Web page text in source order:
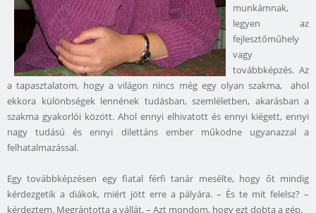
munkámnak,
legyen az
fejlesztőműhely
vagy
továbbképzés. Az
a tapasztalatom, hogy a világon nincs még egy olyan szakma, ahol
ekkora különbségek lennének tudásban, szemléletben, akarásban a
szakma gyakorlói között. Ahol ennyi elhivatott és ennyi kiégett, ennyi
nagy tudású és ennyi dilettáns ember működne ugyanazzal a
felhatalmazással.
Egy továbbképzésen egy fiatal férfi tanár mesélte, hogy őt mindig
kérdezgetik a diákok, miért jött erre a pályára. – És te mit felelsz? –
kérdeztem. Megrántotta a vállát. – Azt mondom, hogy ezt dobta a gép.